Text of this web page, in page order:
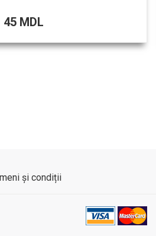
45 MDL
și condiții